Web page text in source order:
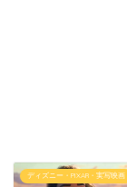
ディズニー・PIXAR・実写映画